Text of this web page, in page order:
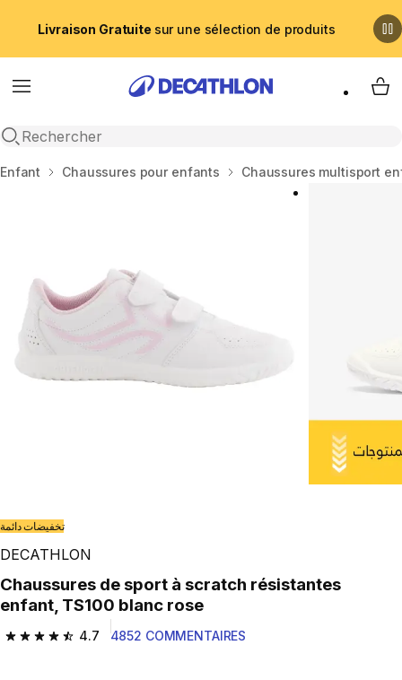
Livraison Gratuite sur une sélection de produits
Menu
Recherche ouverte
My
Accueil
Enfant Chaussures pour enfants Chaussures multisport
تخفيضات دائمة
DECATHLON
Chaussures de sport à scratch résistantes
enfant, TS100 blanc rose
4.7
4.7 out of 5 stars from 4852 reviews
4852 COMMENTAIRES